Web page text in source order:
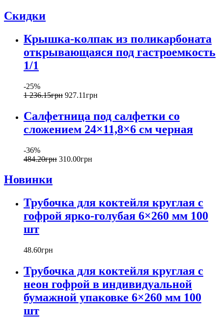
Скидки
Крышка-колпак из поликарбоната
открывающаяся под гастроемкость
1/1
-25%
1 236.15грн 927.11грн
Салфетница под салфетки со
сложением 24×11,8×6 см черная
-36%
484.20грн 310.00грн
Новинки
Трубочка для коктейля круглая с
гофрой ярко-голубая 6×260 мм 100
шт
48.60грн
Трубочка для коктейля круглая с
неон гофрой в индивидуальной
бумажной упаковке 6×260 мм 100
шт